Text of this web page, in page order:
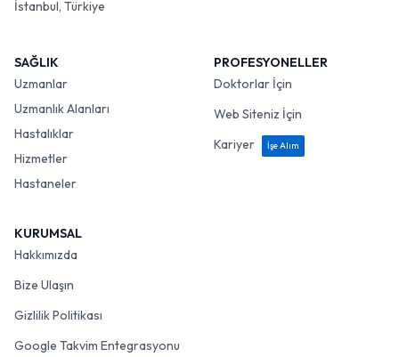
İstanbul, Türkiye
SAĞLIK
Uzmanlar
Uzmanlık Alanları
Hastalıklar
Hizmetler
Hastaneler
PROFESYONELLER
Doktorlar İçin
Web Siteniz İçin
Kariyer
İşe Alım
KURUMSAL
Hakkımızda
Bize Ulaşın
Gizlilik Politikası
Google Takvim Entegrasyonu